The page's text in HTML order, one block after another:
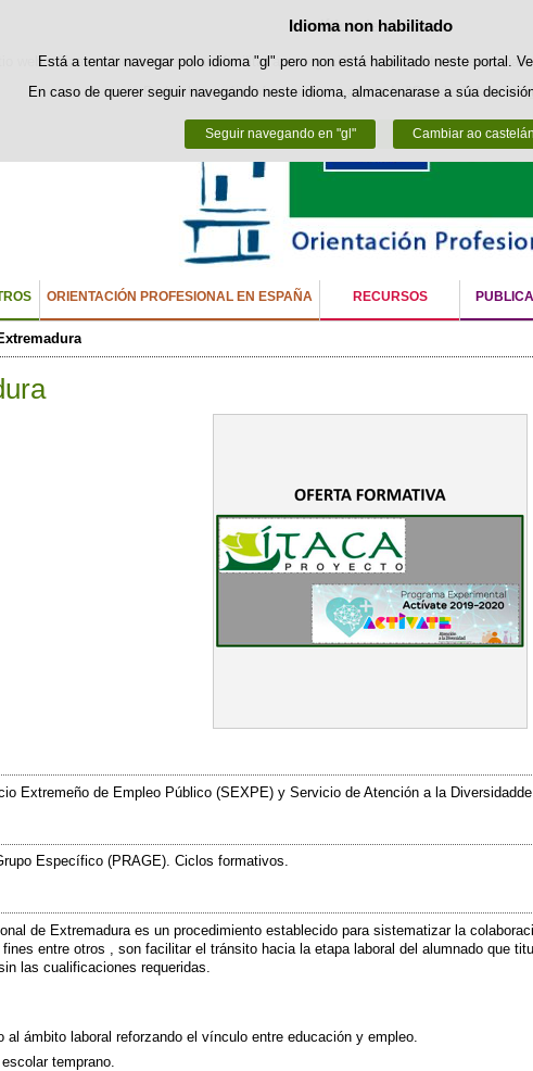
Política de cookies
web utiliza cookies propias para facilitar a navegación e cookies de terceiros
Pode obter máis información no apartado "Cookies" do noso
Aceptar Rexeitar
Idioma non habilitado
Está a tentar navegar polo idioma "gl" pero non está habilitado neste portal.
En caso de querer seguir navegando neste idioma, almacenarase a súa
Seguir navegando en "gl" Cambiar ao castelán
Saltar ao contido
ORIENTACIÓN PROFESIONAL EN ESPAÑA RECURSOS
Extremeño de Empleo Público (SEXPE) y Servicio de Atención a la Diversidadde
Específico (PRAGE). Ciclos formativos.
de Extremadura es un procedimiento establecido para sistematizar la
entre otros , son facilitar el tránsito hacia la etapa laboral del alumnado que
las cualificaciones requeridas.
ámbito laboral reforzando el vínculo entre educación y empleo.
temprano.